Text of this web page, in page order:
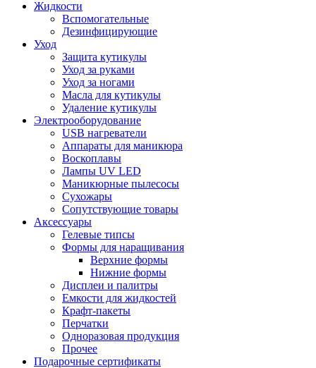
Жидкости
Вспомогательные
Дезинфицирующие
Уход
Защита кутикулы
Уход за руками
Уход за ногами
Масла для кутикулы
Удаление кутикулы
Электрооборудование
USB нагреватели
Аппараты для маникюра
Воскоплавы
Лампы UV LED
Маникюрные пылесосы
Сухожары
Сопутствующие товары
Аксессуары
Гелевые типсы
Формы для наращивания
Верхние формы
Нижние формы
Дисплеи и палитры
Емкости для жидкостей
Крафт-пакеты
Перчатки
Одноразовая продукция
Прочее
Подарочные сертификаты